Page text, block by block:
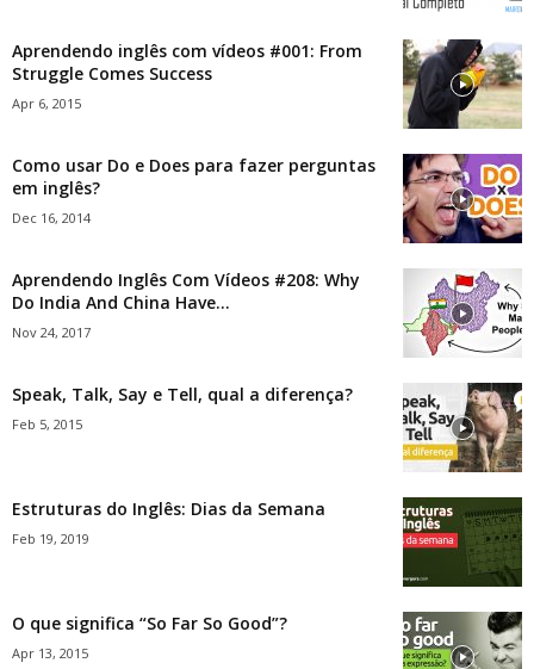
Aprendendo inglês com vídeos #001: From
Struggle Comes Success
Apr 6, 2015
Como usar Do e Does para fazer perguntas
em inglês?
Dec 16, 2014
Aprendendo Inglês Com Vídeos #208: Why
Do India And China Have...
Nov 24, 2017
Speak, Talk, Say e Tell, qual a diferença?
Feb 5, 2015
Estruturas do Inglês: Dias da Semana
Feb 19, 2019
O que significa “So Far So Good”?
Apr 13, 2015